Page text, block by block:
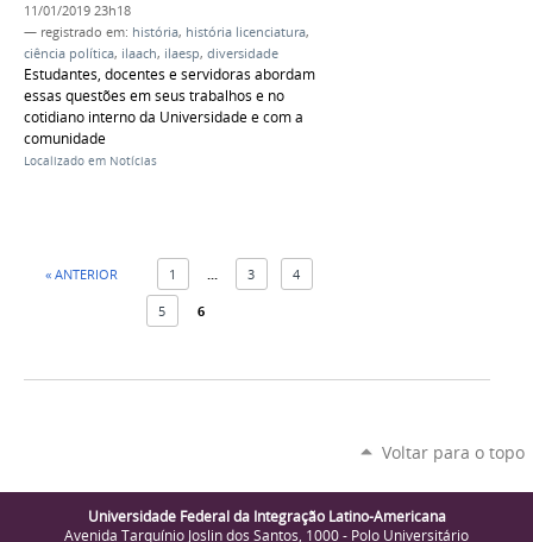
11/01/2019 23h18
— registrado em: história, história licenciatura,
ciência política, ilaach, ilaesp, diversidade
Estudantes, docentes e servidoras abordam
essas questões em seus trabalhos e no
cotidiano interno da Universidade e com a
comunidade
Localizado em Notícias
« ANTERIOR 1 ... 3 4
5 6
Voltar para o topo
Universidade Federal da Integração Latino-Americana
Avenida Tarquínio Joslin dos Santos, 1000 - Polo Universitário